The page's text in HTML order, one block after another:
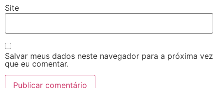
Site
Salvar meus dados neste navegador para a próxima vez
que eu comentar.